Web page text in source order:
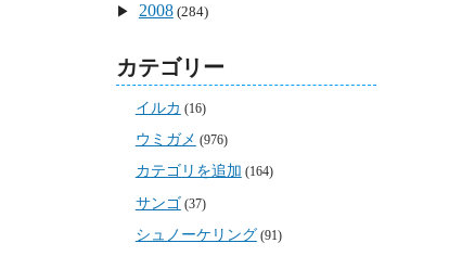
2008(284)
カテゴリー
イルカ (16)
ウミガメ (976)
カテゴリを追加 (164)
サンゴ(37)
シュノーケリング(91)